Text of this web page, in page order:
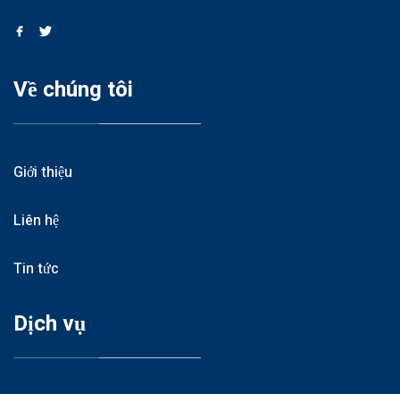
Về chúng tôi
Giới thiệu
Liên hệ
Tin tức
Dịch vụ